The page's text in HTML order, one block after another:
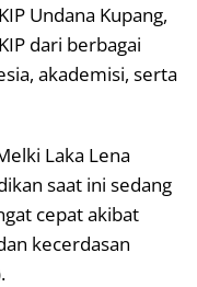
Undana Kupang,
dari berbagai
akademisi, serta
Laka Lena
saat ini sedang
cepat akibat
kecerdasan